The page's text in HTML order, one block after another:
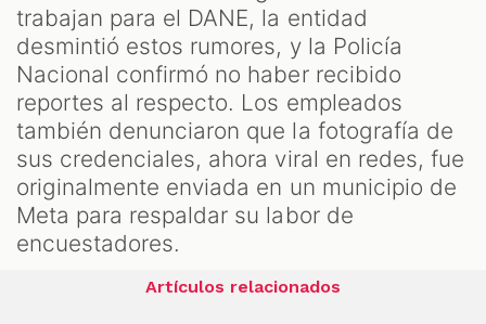
trabajan para el DANE, la entidad
desmintió estos rumores, y la Policía
Nacional confirmó no haber recibido
reportes al respecto. Los empleados
también denunciaron que la fotografía de
sus credenciales, ahora viral en redes, fue
originalmente enviada en un municipio de
Meta para respaldar su labor de
encuestadores.
Artículos relacionados